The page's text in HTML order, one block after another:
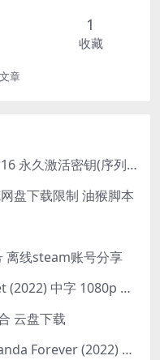
1
收藏
章
VMware Workstation Pro 16 永久激活密钥(序列号)
盘下载限制 油猴脚本
离线steam账号分享
史前星球 Prehistoric Planet (2022) 中字 1080p 高清 阿里云盘 2022.5.27已更新全集
云盘下载
黑豹2 Black Panther: Wakanda Forever (2022) 高清版